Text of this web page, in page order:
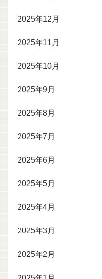
2025年12月
2025年11月
2025年10月
2025年9月
2025年8月
2025年7月
2025年6月
2025年5月
2025年4月
2025年3月
2025年2月